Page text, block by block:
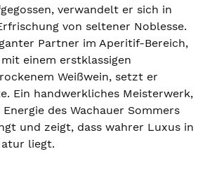
verwandelt er sich in
von seltener Noblesse.
Partner im Aperitif-Bereich,
einem erstklassigen
Weißwein, setzt er
Ein handwerkliches Meisterwerk,
des Wachauer Sommers
und zeigt, dass wahrer Luxus in
liegt.